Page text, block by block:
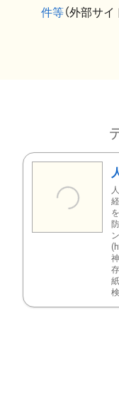
件等（外部サ